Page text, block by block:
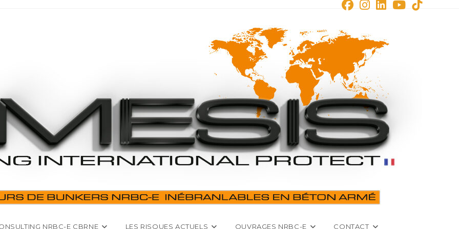
NRBC-E CBRNE LES RISQUES ACTUELS OUVRAGES NRBC-E CONTACT